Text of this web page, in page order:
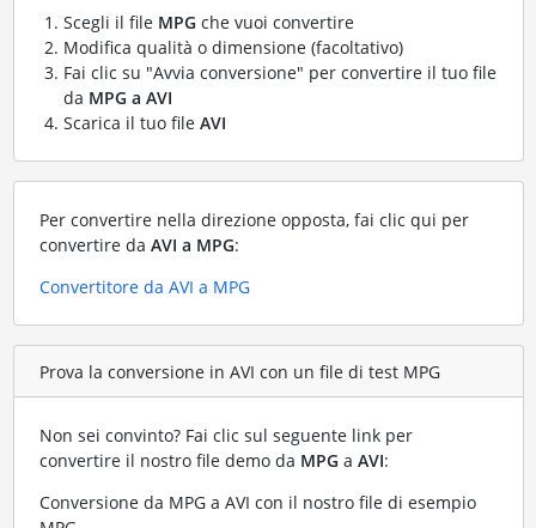
Scegli il file MPG che vuoi convertire
Modifica qualità o dimensione (facoltativo)
Fai clic su "Avvia conversione" per convertire il tuo file
da MPG a AVI
Scarica il tuo file AVI
Per convertire nella direzione opposta, fai clic qui per
convertire da AVI a MPG:
Convertitore da AVI a MPG
Prova la conversione in AVI con un file di test MPG
Non sei convinto? Fai clic sul seguente link per
convertire il nostro file demo da MPG a AVI:
Conversione da MPG a AVI con il nostro file di esempio